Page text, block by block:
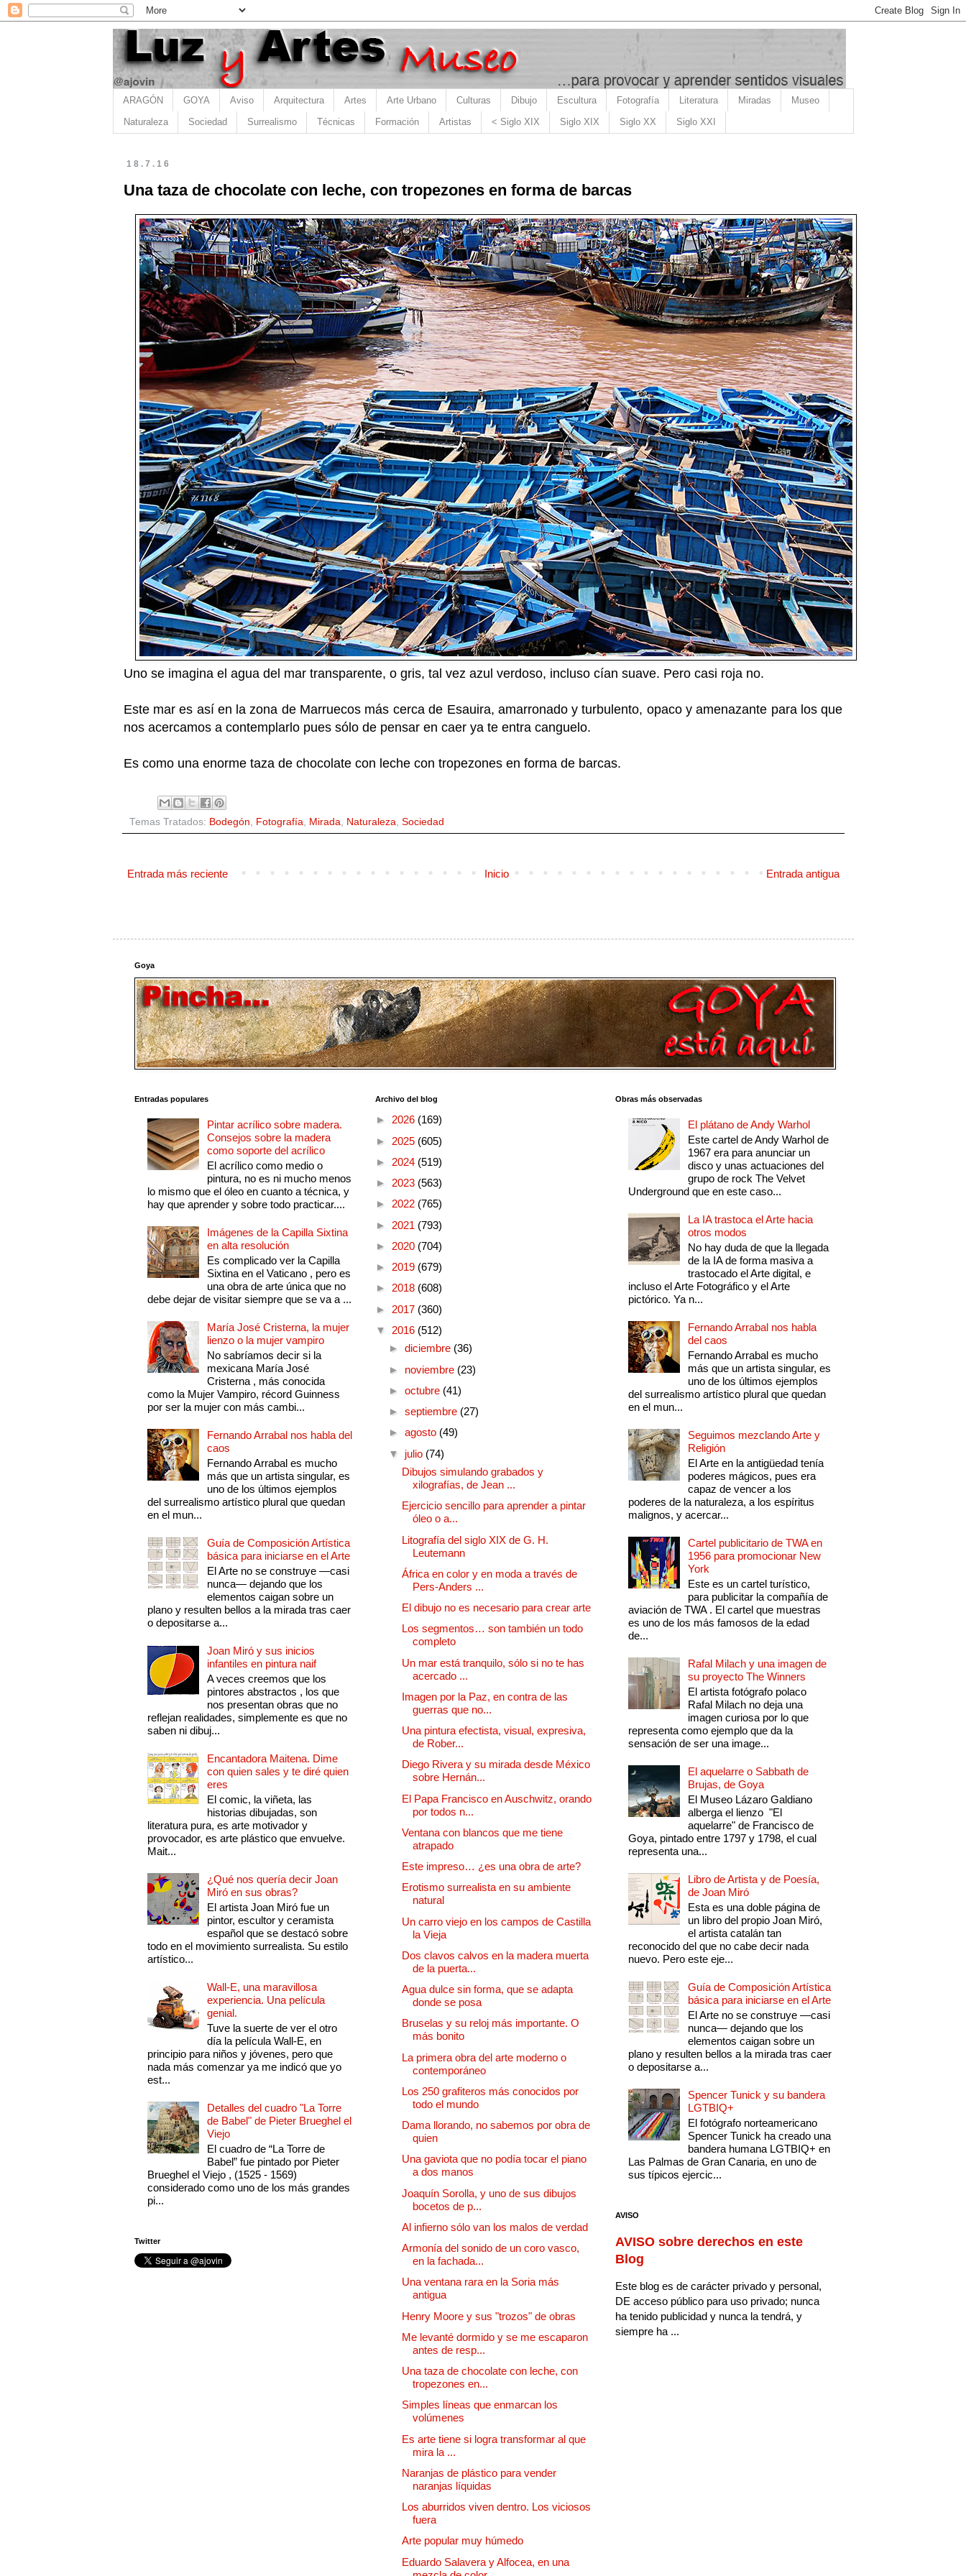
ARAGÓN GOYA Aviso Arquitectura Artes Arte Urbano Culturas Dibujo Escultura Fotografía Literatura Miradas Museo
Naturaleza Sociedad Surrealismo Técnicas Formación Artistas < Siglo XIX Siglo XIX Siglo XX Siglo XXI
18.7.16
Una taza de chocolate con leche, con tropezones en forma de barcas
Uno se imagina el agua del mar transparente, o gris, tal vez azul verdoso, incluso cían suave. Pero casi roja no.
Este mar es así en la zona de Marruecos más cerca de Esauira, amarronado y turbulento, opaco y amenazante para los que
nos acercamos a contemplarlo pues sólo de pensar en caer ya te entra canguelo.
Es como una enorme taza de chocolate con leche con tropezones en forma de barcas.
Temas Tratados: Bodegón Fotografía Mirada Naturaleza Sociedad
Entrada más reciente Entrada antigua
Inicio
Goya
Entradas populares
Pintar acrílico sobre madera.
Consejos sobre la madera
como soporte del acrílico
El acrílico como medio o
pintura, no es ni mucho menos
lo mismo que el óleo en cuanto a técnica, y
hay que aprender y sobre todo practicar....
Imágenes de la Capilla Sixtina
en alta resolución
Es complicado ver la Capilla
Sixtina en el Vaticano , pero es
una obra de arte única que no
debe dejar de visitar siempre que se va a ...
María José Cristerna, la mujer
lienzo o la mujer vampiro
No sabríamos decir si la
mexicana María José
Cristerna , más conocida
como la Mujer Vampiro, récord Guinness
por ser la mujer con más cambi...
Fernando Arrabal nos habla del
caos
Fernando Arrabal es mucho
más que un artista singular, es
uno de los últimos ejemplos
del surrealismo artístico plural que quedan
en el mun...
Guía de Composición Artística
básica para iniciarse en el Arte
El Arte no se construye —casi
nunca— dejando que los
elementos caigan sobre un
plano y resulten bellos a la mirada tras caer
o depositarse a...
Joan Miró y sus inicios
infantiles en pintura naif
A veces creemos que los
pintores abstractos , los que
nos presentan obras que no
reflejan realidades, simplemente es que no
saben ni dibuj...
Encantadora Maitena. Dime
con quien sales y te diré quien
eres
El comic, la viñeta, las
historias dibujadas, son
literatura pura, es arte motivador y
provocador, es arte plástico que envuelve.
Mait...
¿Qué nos quería decir Joan
Miró en sus obras?
El artista Joan Miró fue un
pintor, escultor y ceramista
español que se destacó sobre
todo en el movimiento surrealista. Su estilo
artístico...
Wall-E, una maravillosa
experiencia. Una película
genial.
Tuve la suerte de ver el otro
día la película Wall-E, en
principio para niños y jóvenes, pero que
nada más comenzar ya me indicó que yo
est...
Detalles del cuadro "La Torre
de Babel" de Pieter Brueghel el
Viejo
El cuadro de “La Torre de
Babel” fue pintado por Pieter
Brueghel el Viejo , (1525 - 1569)
considerado como uno de los más grandes
pi...
Twitter
Archivo del blog
► 2026 (169)
► 2025 (605)
► 2024 (519)
► 2023 (563)
► 2022 (765)
► 2021 (793)
► 2020 (704)
► 2019 (679)
► 2018 (608)
► 2017 (360)
▼ 2016 (512)
► diciembre (36)
► noviembre (23)
► octubre (41)
► septiembre (27)
► agosto (49)
▼ julio (74)
Dibujos simulando grabados y
xilografías, de Jean ...
Ejercicio sencillo para aprender a pintar
óleo o a...
Litografía del siglo XIX de G. H.
Leutemann
África en color y en moda a través de
Pers-Anders ...
El dibujo no es necesario para crear arte
Los segmentos… son también un todo
completo
Un mar está tranquilo, sólo si no te has
acercado ...
Imagen por la Paz, en contra de las
guerras que no...
Una pintura efectista, visual, expresiva,
de Rober...
Diego Rivera y su mirada desde México
sobre Hernán...
El Papa Francisco en Auschwitz, orando
por todos n...
Ventana con blancos que me tiene
atrapado
Este impreso… ¿es una obra de arte?
Erotismo surrealista en su ambiente
natural
Un carro viejo en los campos de Castilla
la Vieja
Dos clavos calvos en la madera muerta
de la puerta...
Agua dulce sin forma, que se adapta
donde se posa
Bruselas y su reloj más importante. O
más bonito
La primera obra del arte moderno o
contemporáneo
Los 250 grafiteros más conocidos por
todo el mundo
Dama llorando, no sabemos por obra de
quien
Una gaviota que no podía tocar el piano
a dos manos
Joaquín Sorolla, y uno de sus dibujos
bocetos de p...
Al infierno sólo van los malos de verdad
Armonía del sonido de un coro vasco,
en la fachada...
Una ventana rara en la Soria más
antigua
Henry Moore y sus "trozos" de obras
Me levanté dormido y se me escaparon
antes de resp...
Una taza de chocolate con leche, con
tropezones en...
Simples líneas que enmarcan los
volúmenes
Es arte tiene si logra transformar al que
mira la ...
Naranjas de plástico para vender
naranjas líquidas
Los aburridos viven dentro. Los viciosos
fuera
Arte popular muy húmedo
Eduardo Salavera y Alfocea, en una
Obras más observadas
El plátano de Andy Warhol
Este cartel de Andy Warhol de
1967 era para anunciar un
disco y unas actuaciones del
grupo de rock The Velvet
Underground que en este caso...
La IA trastoca el Arte hacia
otros modos
No hay duda de que la llegada
de la IA de forma masiva a
trastocado el Arte digital, e
incluso el Arte Fotográfico y el Arte
pictórico. Ya n...
Fernando Arrabal nos habla
del caos
Fernando Arrabal es mucho
más que un artista singular, es
uno de los últimos ejemplos
del surrealismo artístico plural que quedan
en el mun...
Seguimos mezclando Arte y
Religión
El Arte en la antigüedad tenía
poderes mágicos, pues era
capaz de vencer a los
poderes de la naturaleza, a los espíritus
malignos, y acercar...
Cartel publicitario de TWA en
1956 para promocionar New
York
Este es un cartel turístico,
para publicitar la compañía de
aviación de TWA . El cartel que muestras
es uno de los más famosos de la edad
de...
Rafal Milach y una imagen de
su proyecto The Winners
El artista fotógrafo polaco
Rafal Milach no deja una
imagen curiosa por lo que
representa como ejemplo que da la
sensación de ser una image...
El aquelarre o Sabbath de
Brujas, de Goya
El Museo Lázaro Galdiano
alberga el lienzo "El
aquelarre" de Francisco de
Goya, pintado entre 1797 y 1798, el cual
representa una...
Libro de Artista y de Poesía,
de Joan Miró
Esta es una doble página de
un libro del propio Joan Miró,
el artista catalán tan
reconocido del que no cabe decir nada
nuevo. Pero este eje...
Guía de Composición Artística
básica para iniciarse en el Arte
El Arte no se construye —casi
nunca— dejando que los
elementos caigan sobre un
plano y resulten bellos a la mirada tras caer
o depositarse a...
Spencer Tunick y su bandera
LGTBIQ+
El fotógrafo norteamericano
Spencer Tunick ha creado una
bandera humana LGTBIQ+ en
Las Palmas de Gran Canaria, en uno de
sus típicos ejercic...
AVISO
AVISO sobre derechos en este
Blog
Este blog es de carácter privado y personal,
DE acceso público para uso privado; nunca
ha tenido publicidad y nunca la tendrá, y
siempre ha ...